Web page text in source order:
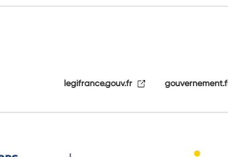
legifrance.gouv.fr